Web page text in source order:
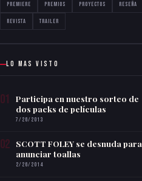
premiere premios proyectos reseña
revista trailer
LO MAS VISTO
01
Participa en nuestro sorteo de
dos packs de películas
7/26/2013
02
SCOTT FOLEY se desnuda para
anunciar toallas
2/26/2014